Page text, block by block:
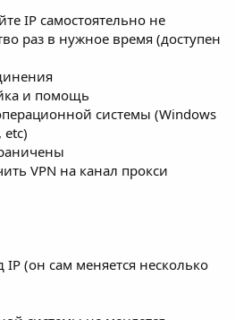
IP самостоятельно не
раз в нужное время (доступен
и помощь
системы (Windows
etc)
VPN на канал прокси
IP (он сам меняется несколько